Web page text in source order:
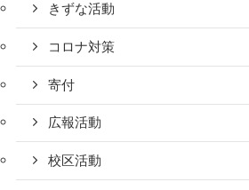
きずな活動
コロナ対策
寄付
広報活動
校区活動